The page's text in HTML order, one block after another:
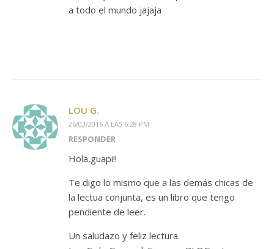
a todo el mundo jajaja
LOU G.
26/03/2016 A LAS 6:28 PM
RESPONDER
Hola,guapi!!
Te digo lo mismo que a las demás chicas de
la lectua conjunta, es un libro que tengo
pendiente de leer.
Un saludazo y feliz lectura.